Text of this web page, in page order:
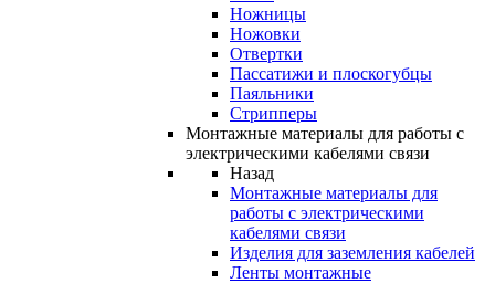
Ножницы
Ножовки
Отвертки
Пассатижи и плоскогубцы
Паяльники
Стрипперы
Монтажные материалы для работы с
электрическими кабелями связи
Назад
Монтажные материалы для
работы с электрическими
кабелями связи
Изделия для заземления кабелей
Ленты монтажные